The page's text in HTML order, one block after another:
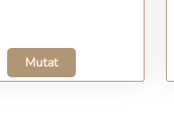
Mutat